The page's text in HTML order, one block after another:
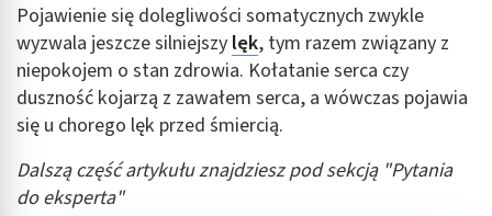
Pojawienie się dolegliwości somatycznych zwykle
wyzwala jeszcze silniejszy lęk, tym razem związany z
niepokojem o stan zdrowia. Kołatanie serca czy
duszność kojarzą z zawałem serca, a wówczas pojawia
się u chorego lęk przed śmiercią.
Dalszą część artykułu znajdziesz pod sekcją "Pytania
do eksperta"